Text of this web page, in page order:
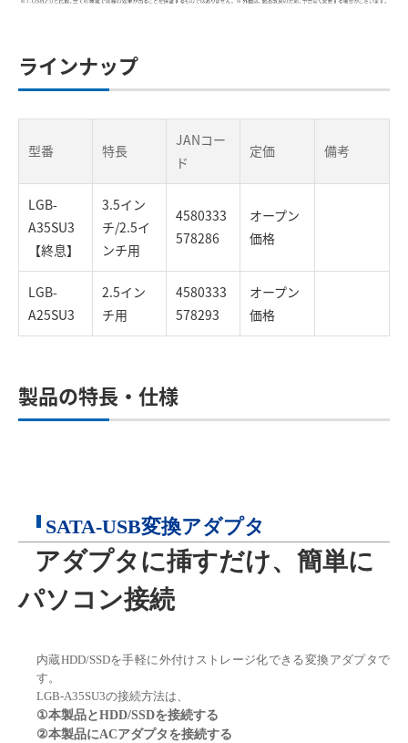
ラインナップ
型番 特長
JANコー
ド
定価 備考
LGB-
A35SU3
【終息】
3.5イン
チ/2.5イ
ンチ用
4580333
578286
オープン
価格
LGB-
A25SU3
2.5イン
チ用
4580333
578293
オープン
価格
製品の特長・仕様
SATA-USB変換アダプタ
アダプタに挿すだけ、簡単に
パソコン接続
内蔵HDD/SSDを手軽に外付けストレージ化できる変換アダプタで
す。
LGB-A35SU3の接続方法は、
①本製品とHDD/SSDを接続する
②本製品にACアダプタを接続する